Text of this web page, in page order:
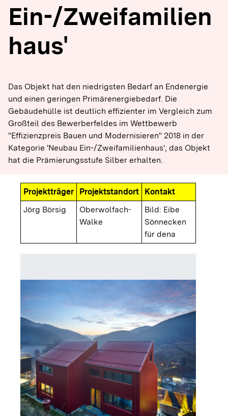
Ein-/Zweifamilien
haus'
Das Objekt hat den niedrigsten Bedarf an Endenergie
und einen geringen Primärenergiebedarf. Die
Gebäudehülle ist deutlich effizienter im Vergleich zum
Großteil des Bewerberfeldes im Wettbewerb
"Effizienzpreis Bauen und Modernisieren" 2018 in der
Kategorie 'Neubau Ein-/Zweifamilienhaus', das Objekt
hat die Prämierungsstufe Silber erhalten.
Projektträger Projektstandort
Kontakt
Jörg Börsig
Oberwolfach-
Walke
Bild: Eibe
Sönnecken
für dena